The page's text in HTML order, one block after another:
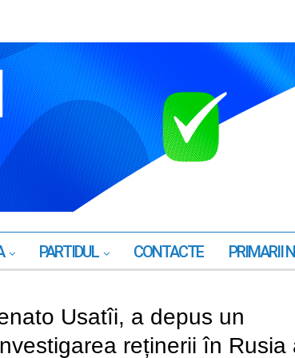
PARTIDUL CONTACTE PRIMARII
Usatîi, a depus un
reținerii în Rusia